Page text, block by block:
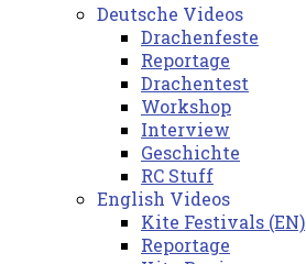
Deutsche Videos
Drachenfeste
Reportage
Drachentest
Workshop
Interview
Geschichte
RC Stuff
English Videos
Kite Festivals (EN)
Reportage